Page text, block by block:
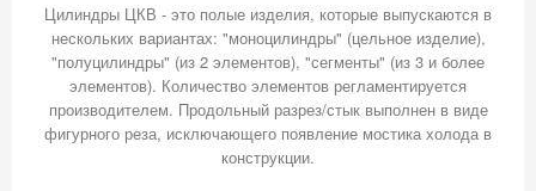
Цилиндры ЦКВ - это полые изделия, которые выпускаются в
нескольких вариантах: "моноцилиндры" (цельное изделие),
"полуцилиндры" (из 2 элементов), "сегменты" (из 3 и более
элементов). Количество элементов регламентируется
производителем. Продольный разрез/стык выполнен в виде
фигурного реза, исключающего появление мостика холода в
конструкции.